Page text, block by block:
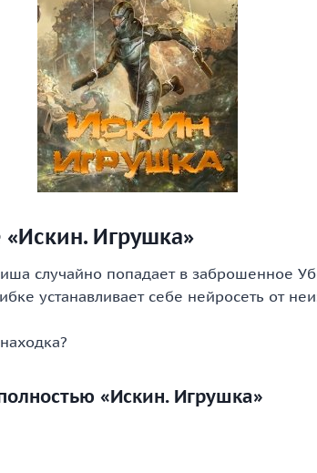
Игрушка»
случайно попадает в заброшенное
устанавливает себе нейросеть от
«Искин. Игрушка»